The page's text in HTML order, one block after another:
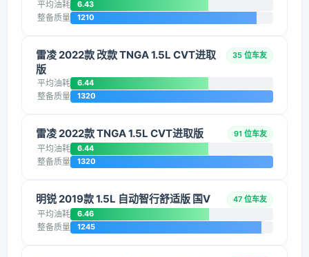
平均油耗 6.43
整备质量 1210
雷凌 2022款 改款 TNGA 1.5L CVT进取
版
35 位车友
平均油耗 6.44
整备质量 1320
雷凌 2022款 TNGA 1.5L CVT进取版 91 位车友
平均油耗 6.44
整备质量 1320
明锐 2019款 1.5L 自动智行舒适版 国V 47 位车友
平均油耗 6.46
整备质量 1245